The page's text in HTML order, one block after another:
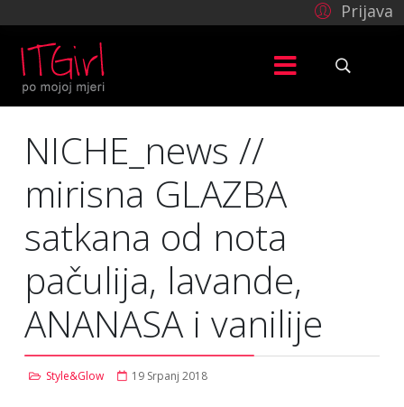
Prijava
NICHE_news //
mirisna GLAZBA
satkana od nota
pačulija, lavande,
ANANASA i vanilije
Style&Glow 19 Srpanj 2018